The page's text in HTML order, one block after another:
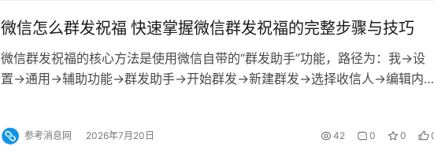
微信怎么群发祝福 快速掌握微信群发祝福的完整步骤与技巧
微信群发祝福的核心方法是使用微信自带的“群发助手”功能，路径为：我→设
置→通用→辅助功能→群发助手→开始群发→新建群发→选择收信人→编辑内容
用第三方工具，但需注意微信官方对营销行为的限制。 首先，确保微信已更新